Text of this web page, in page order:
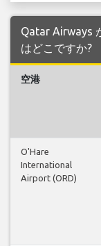
Qatar Airways
はどこですか?
空港
O'Hare
International
Airport (ORD)